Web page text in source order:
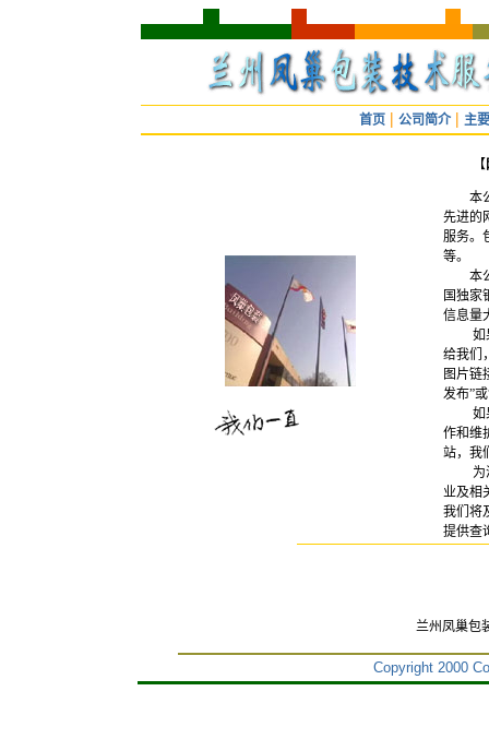
首页| 公司简介| 主
【
本公
先进的
服务。
等。
本公
国独家
信息量
如果
给我们
图片链
发布”
如果
作和维
站，我
为满
业及相
我们将
提供查
兰州凤巢包
Copyright 2000